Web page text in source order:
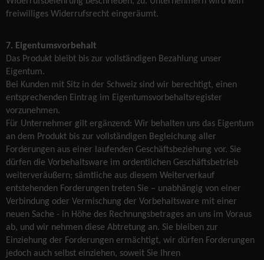
freiwilliges Widerrufsrecht eingeräumt.
7. Eigentumsvorbehalt
Das Produkt bleibt bis zur vollständigen Bezahlung unser
Eigentum.
Bei Kunden mit Sitz in der Schweiz sind wir berechtigt, einen
entsprechenden Eintrag im Eigentumsvorbehaltsregister
vorzunehmen.
Für Unternehmer gilt ergänzend: Wir behalten uns das Eigentum
an dem Produkt bis zur vollständigen Begleichung aller
Forderungen aus einer laufenden Geschäftsbeziehung vor. Sie
dürfen die Vorbehaltsware im ordentlichen Geschäftsbetrieb
weiterveräußern; sämtliche aus diesem Weiterverkauf
entstehenden Forderungen treten Sie – unabhängig von einer
Verbindung oder Vermischung der Vorbehaltsware mit einer
neuen Sache - in Höhe des Rechnungsbetrages an uns im Voraus
ab, und wir nehmen diese Abtretung an. Sie bleiben zur
Einziehung der Forderungen ermächtigt, wir dürfen Forderungen
jedoch auch selbst einziehen, soweit Sie Ihren